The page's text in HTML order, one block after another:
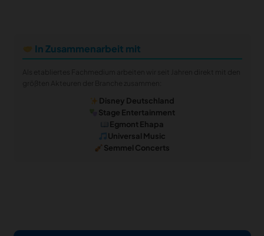
In Zusammenarbeit mit
Disney Deutschland
Stage Entertainment
Egmont Ehapa
Universal Music
Semmel Concerts